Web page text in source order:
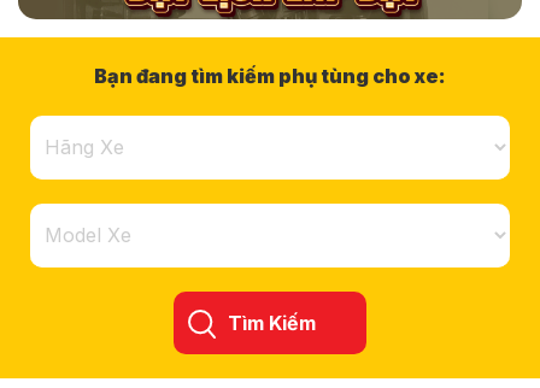
Bạn đang tìm kiếm phụ tùng cho xe:
Tìm Kiếm